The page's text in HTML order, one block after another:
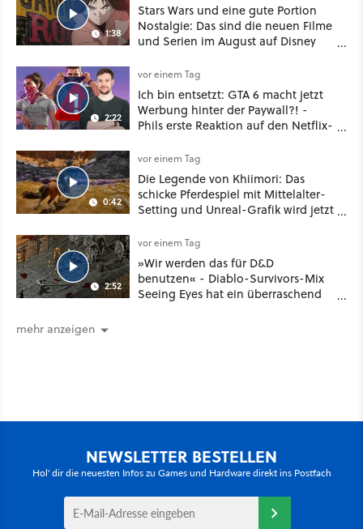
1:38
Stars Wars und eine gute Portion
Nostalgie: Das sind die neuen Filme
und Serien im August auf Disney
2:22
vor einem Tag
Ich bin entsetzt: GTA 6 macht jetzt
Werbung hinter der Paywall?! -
Phils erste Reaktion auf den Netflix-
0:42
vor einem Tag
Die Legende von Khiimori: Das
schicke Pferdespiel mit Mittelalter-
Setting und Unreal-Grafik wird jetzt
2:52
vor einem Tag
»Wir werden das für D&D
benutzen« - Diablo-Survivors-Mix
Seeing Eyes hat ein überraschend
mehr anzeigen
NEWSLETTER BESTELLEN
Hol' dir die neuesten Infos zu Games und Hardware direkt ins Postfach